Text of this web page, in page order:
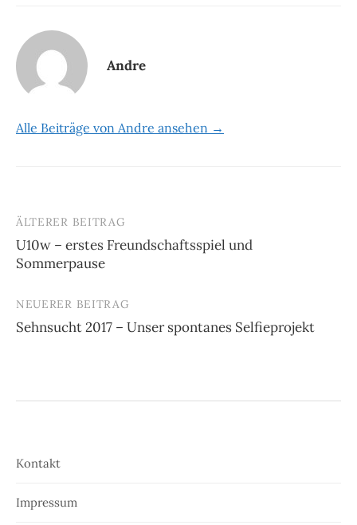
Andre
Alle Beiträge von Andre ansehen →
Beitrags-
Navigation
ÄLTERER BEITRAG
U10w – erstes Freundschaftsspiel und
Sommerpause
NEUERER BEITRAG
Sehnsucht 2017 – Unser spontanes Selfieprojekt
Kontakt
Impressum